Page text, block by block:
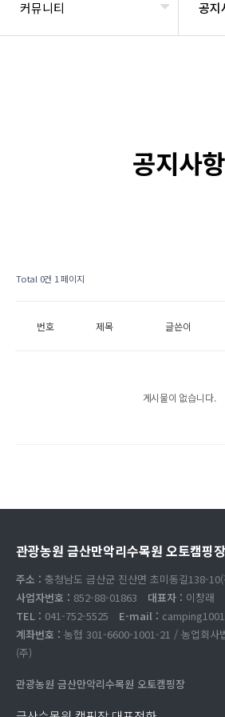
커뮤니티 공지
공지사항
Total 0건 1 페이지
번호 제목 글쓴이
게시물이 없습니다.
관광농원 금산만악리수목원 오토캠핑장
주소 : 충청남도 금산군 진산면 초미동길138-
사업자번호 : 852-88-01863 대표자 : 이창래
TEL : 041-752-5525 E-mail :
계좌번호 : 농협 301-6600-1001-21 / 농업회사
(주)
관광농원 금산만악리수목원 오토캠핑장